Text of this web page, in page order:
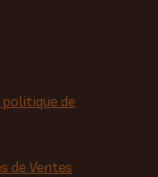
de
de Ventes